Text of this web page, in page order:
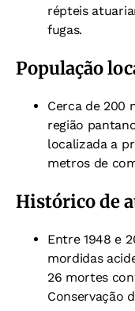
répteis
fugas.
População
Cerca de 200
região
localizada a
metros de
Histórico de
Entre 1948 e
mordidas
26 mortes
Conservação